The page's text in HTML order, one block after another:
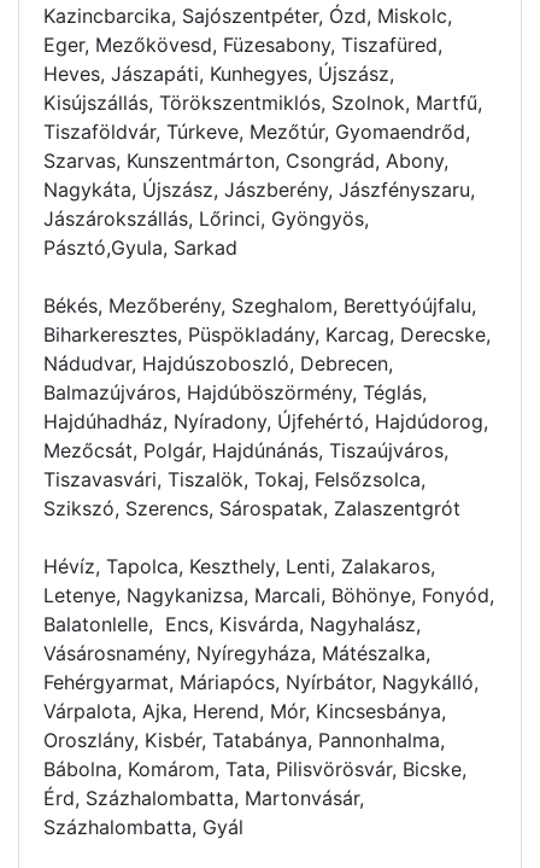
Kazincbarcika, Sajószentpéter, Ózd, Miskolc,
Eger, Mezőkövesd, Füzesabony, Tiszafüred,
Heves, Jászapáti, Kunhegyes, Újszász,
Kisújszállás, Törökszentmiklós, Szolnok, Martfű,
Tiszaföldvár, Túrkeve, Mezőtúr, Gyomaendrőd,
Szarvas, Kunszentmárton, Csongrád, Abony,
Nagykáta, Újszász, Jászberény, Jászfényszaru,
Jászárokszállás, Lőrinci, Gyöngyös,
Pásztó,Gyula, Sarkad
Békés, Mezőberény, Szeghalom, Berettyóújfalu,
Biharkeresztes, Püspökladány, Karcag, Derecske,
Nádudvar, Hajdúszoboszló, Debrecen,
Balmazújváros, Hajdúböszörmény, Téglás,
Hajdúhadház, Nyíradony, Újfehértó, Hajdúdorog,
Mezőcsát, Polgár, Hajdúnánás, Tiszaújváros,
Tiszavasvári, Tiszalök, Tokaj, Felsőzsolca,
Szikszó, Szerencs, Sárospatak, Zalaszentgrót
Hévíz, Tapolca, Keszthely, Lenti, Zalakaros,
Letenye, Nagykanizsa, Marcali, Böhönye, Fonyód,
Balatonlelle, Encs, Kisvárda, Nagyhalász,
Vásárosnamény, Nyíregyháza, Mátészalka,
Fehérgyarmat, Máriapócs, Nyírbátor, Nagykálló,
Várpalota, Ajka, Herend, Mór, Kincsesbánya,
Oroszlány, Kisbér, Tatabánya, Pannonhalma,
Bábolna, Komárom, Tata, Pilisvörösvár, Bicske,
Érd, Százhalombatta, Martonvásár,
Százhalombatta, Gyál